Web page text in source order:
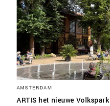
AMSTERDAM
ARTIS het nieuwe
SLA